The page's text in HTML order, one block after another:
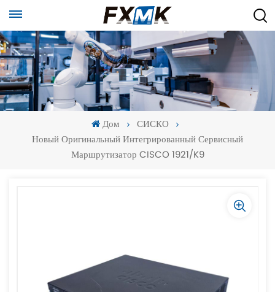
Дом
СИСКО
Новый Оригинальный Интегрированный Сервисный
Маршрутизатор CISCO 1921/K9